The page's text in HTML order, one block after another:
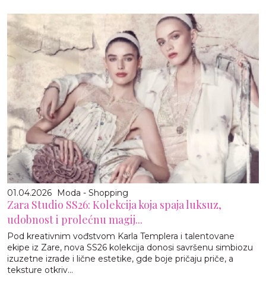
01.04.2026 Moda - Shopping
Zara Studio SS26: Kolekcija koja spaja luksuz,
udobnost i prolećnu magij...
Pod kreativnim vođstvom Karla Templera i talentovane
ekipe iz Zare, nova SS26 kolekcija donosi savršenu simbiozu
izuzetne izrade i lične estetike, gde boje pričaju priče, a
teksture otkriv...